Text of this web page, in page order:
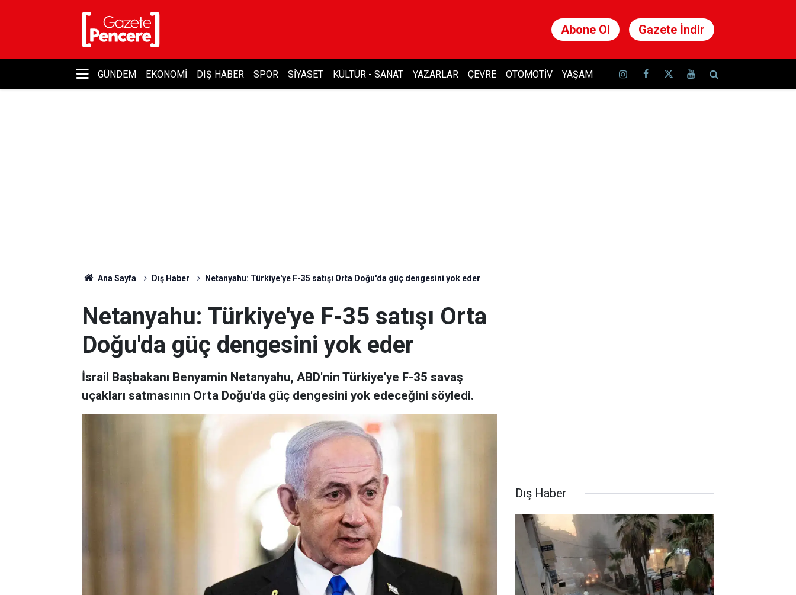
Abone Ol Gazete İndir
GÜNDEM EKONOMI DIŞ HABER SPOR SIYASET KÜLTÜR - SANAT YAZARLAR ÇEVRE OTOMOTIV YAŞAM
Ana Sayfa Dış Haber Netanyahu: Türkiye'ye F-35 satışı Orta Doğu'da güç dengesini yok eder
Netanyahu: Türkiye'ye F-35 satışı Orta
Doğu'da güç dengesini yok eder
İsrail Başbakanı Benyamin Netanyahu, ABD'nin Türkiye'ye F-35 savaş
uçakları satmasının Orta Doğu'da güç dengesini yok edeceğini söyledi.
Dış Haber